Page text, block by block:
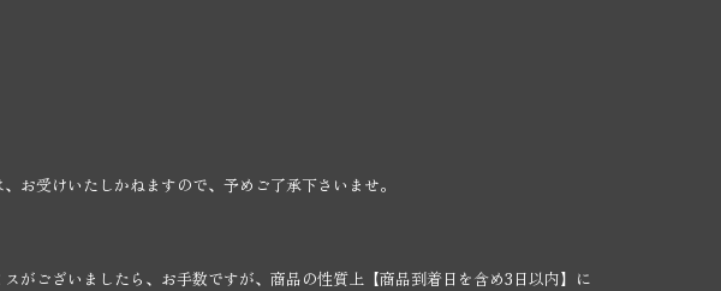
お受けいたしかねますので、予めご了承下さいませ。
がございましたら、お手数ですが、商品の性質上【商品到着日を含め3日以内】に